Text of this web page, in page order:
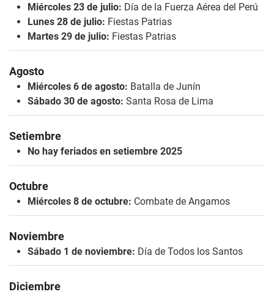
Miércoles 23 de julio: Día de la Fuerza Aérea del Perú
Lunes 28 de julio: Fiestas Patrias
Martes 29 de julio: Fiestas Patrias
Agosto
Miércoles 6 de agosto: Batalla de Junín
Sábado 30 de agosto: Santa Rosa de Lima
Setiembre
No hay feriados en setiembre 2025
Octubre
Miércoles 8 de octubre: Combate de Angamos
Noviembre
Sábado 1 de noviembre: Día de Todos los Santos
Diciembre